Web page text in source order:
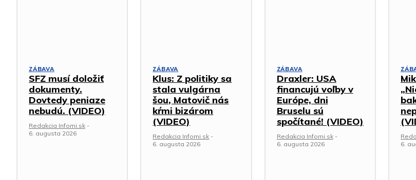
ZÁBAVA
SFZ musí doložiť
dokumenty.
Dovtedy peniaze
nebudú. (VIDEO)
Redakcia Infomi.sk -
6. augusta 2026
ZÁBAVA
Klus: Z politiky sa
stala vulgárna
šou, Matovič nás
kŕmi bizárom
(VIDEO)
Redakcia Infomi.sk -
6. augusta 2026
ZÁBAVA
Draxler: USA
financujú voľby v
Európe, dni
Bruselu sú
spočítané! (VIDEO)
Redakcia Infomi.sk -
6. augusta 2026
6.